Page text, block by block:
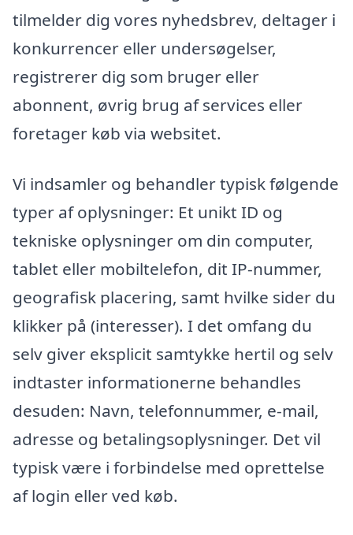
tilmelder dig vores nyhedsbrev, deltager i
konkurrencer eller undersøgelser,
registrerer dig som bruger eller
abonnent, øvrig brug af services eller
foretager køb via websitet.
Vi indsamler og behandler typisk følgende
typer af oplysninger: Et unikt ID og
tekniske oplysninger om din computer,
tablet eller mobiltelefon, dit IP-nummer,
geografisk placering, samt hvilke sider du
klikker på (interesser). I det omfang du
selv giver eksplicit samtykke hertil og selv
indtaster informationerne behandles
desuden: Navn, telefonnummer, e-mail,
adresse og betalingsoplysninger. Det vil
typisk være i forbindelse med oprettelse
af login eller ved køb.